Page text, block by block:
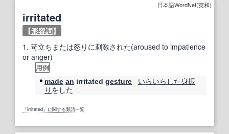
日本語WordNet(英和)
irritated
【形容詞】
1. 苛立ちまたは怒りに刺激された(aroused to impatience
or anger)
用例
made an irritated gesture いらいらした身振
り をした
「irritated」に関する類語一覧